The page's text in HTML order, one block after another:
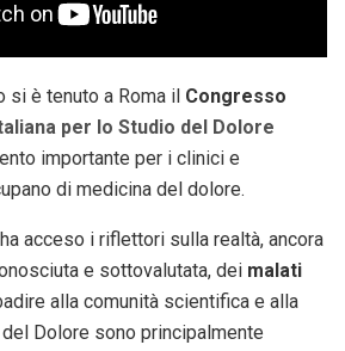
si è tenuto a Roma il Congresso
per lo Studio del Dolore
importante per i clinici e
di medicina del dolore.
acceso i riflettori sulla realtà, ancora
e sottovalutata, dei malati
alla comunità scientifica e alla
Dolore sono principalmente